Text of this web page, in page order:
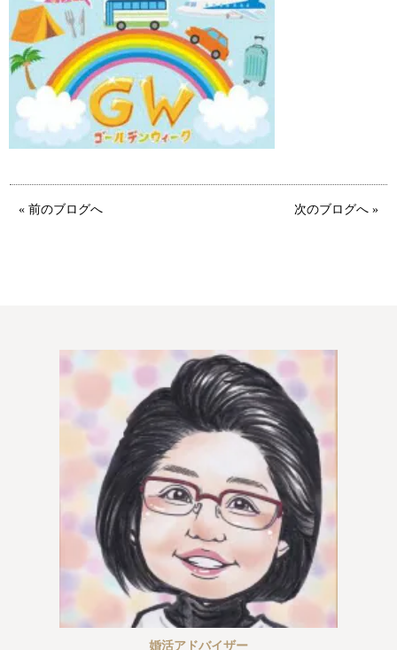
親御様から始める婚活 プラチナ倶楽部
« 前のブログへ 次のブログへ »
婚活アドバイザー